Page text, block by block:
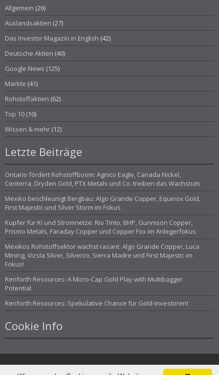
Allgemein (26)
Auslandsaktien (27)
Das Investor Magazin in English (42)
Deutsche Aktien (40)
Google News (125)
Märkte (41)
Rohstoffaktien (62)
Top 10 (10)
Wissen & mehr (12)
Letzte Beiträge
Ontario fördert Rohstoffboom: Agnico Eagle, Canada Nickel,
Centerra, Dryden Gold, PTX Metals und Co. treiben das Wachstum
Mexiko beschleunigt Bergbau: Algo Grande Copper, Equinox Gold,
First Majestic und Silver Storm im Fokus
Kupfer für KI und Stromnetze: Rio Tinto, BHP, Gunnison Copper,
Prismo Metals, Faraday Copper und Copper Fox im Anlegerfokus
Mexikos Rohstoffsektor wächst rasant: Algo Grande Copper, Luca
Mining, Vizsla Silver, Silverco, Sierra Madre und First Majestic im
Fokus!
Renforth Resources: A Micro-Cap Gold Play with Multibagger
Potential
Renforth Resources: Spekulative Chance für Gold-Investoren!
Cookie Info